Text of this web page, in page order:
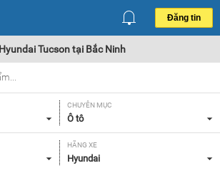
Đăng tin
Hyundai Tucson tại Bắc Ninh
CHUYÊN MỤC
Ô tô
HÃNG XE
Hyundai